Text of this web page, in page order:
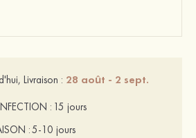
Livraison : 28 août - 2 sept.
: 15 jours
:5-10 jours